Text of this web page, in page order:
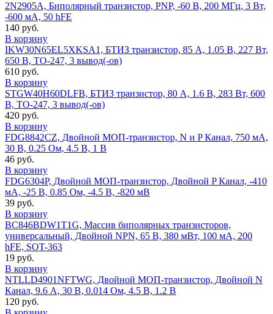
2N2905A, Биполярный транзистор, PNP, -60 В, 200 МГц, 3 Вт,
-600 мА, 50 hFE
140 руб.
В корзину
IKW30N65EL5XKSA1, БТИЗ транзистор, 85 А, 1.05 В, 227 Вт,
650 В, TO-247, 3 вывод(-ов)
610 руб.
В корзину
STGW40H60DLFB, БТИЗ транзистор, 80 А, 1.6 В, 283 Вт, 600
В, TO-247, 3 вывод(-ов)
420 руб.
В корзину
FDG8842CZ, Двойной МОП-транзистор, N и P Канал, 750 мА,
30 В, 0.25 Ом, 4.5 В, 1 В
46 руб.
В корзину
FDG6304P, Двойной МОП-транзистор, Двойной P Канал, -410
мА, -25 В, 0.85 Ом, -4.5 В, -820 мВ
39 руб.
В корзину
BC846BDW1T1G, Массив биполярных транзисторов,
универсальный, Двойной NPN, 65 В, 380 мВт, 100 мА, 200
hFE, SOT-363
19 руб.
В корзину
NTLLD4901NFTWG, Двойной МОП-транзистор, Двойной N
Канал, 9.6 А, 30 В, 0.014 Ом, 4.5 В, 1.2 В
120 руб.